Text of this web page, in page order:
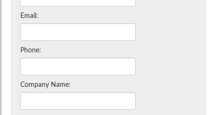
Email:
Phone:
Company Name: